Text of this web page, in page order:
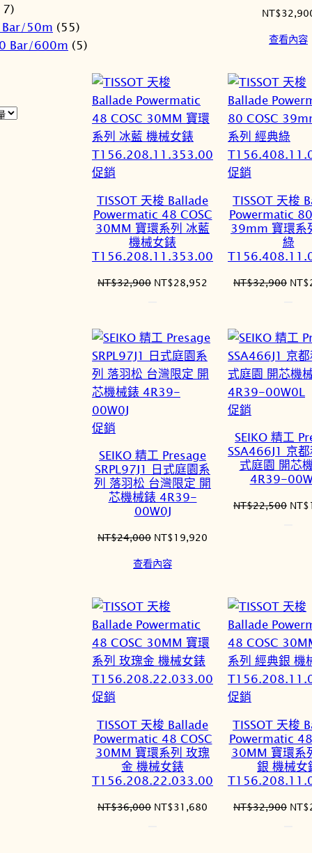
50m (55)
Bar/600m (5)
NT$
查看內容
促銷
商
品
TISSOT 天梭 Ballade
Powermatic 48 COSC
30MM 寶環系列 冰藍
機械女錶
T156.208.11.353.00
NT$32,900 原
NT$32,900。
NT$28,952
NT$28,952。
促銷
商
品
TISSOT 天梭
Powermatic
39mm 寶環系
綠
NT$32,900 原
NT$
促銷
商
品
SEIKO 精工 Presage
SRPL97J1 日式庭園系
列 落羽松 台灣限定 開
芯機械錶 4R39-
00W0J
NT$24,000 原
價
NT$24,000。
NT$19,920
NT$19,920。
查看內容
促銷
商
品
SEIKO 精工
SSA466J1 京
式庭園 開芯
4R39-
NT$22,500 原
NT$
促銷
商
品
TISSOT 天梭 Ballade
Powermatic 48 COSC
30MM 寶環系列 玫瑰
金 機械女錶
T156.208.22.033.00
NT$36,000 原
NT$31,680
促銷
商
品
TISSOT 天梭
Powermatic
30MM 寶環系
銀 機械女
NT$32,900 原
NT$